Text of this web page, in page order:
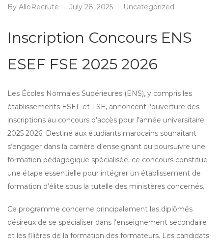
By AlloRecrute July 28, 2025 Uncategorized
Inscription Concours ENS
ESEF FSE 2025 2026
Les Écoles Normales Supérieures (ENS), y compris les
établissements ESEF et FSE, annoncent l’ouverture des
inscriptions au concours d’accès pour l’année universitaire
2025 2026. Destiné aux étudiants marocains souhaitant
s’engager dans la carrière d’enseignant ou poursuivre une
formation pédagogique spécialisée, ce concours constitue
une étape essentielle pour intégrer un établissement de
formation d’élite sous la tutelle des ministères concernés.
Ce programme concerne principalement les diplômés
désireux de se spécialiser dans l’enseignement secondaire
et les filières de la formation des formateurs. Les candidats